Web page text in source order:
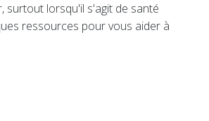
surtout lorsqu'il s'agit de santé
ressources pour vous aider à